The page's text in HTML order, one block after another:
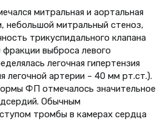
митральная и аортальная
небольшой митральный стеноз,
трикуспидального клапана
фракции выброса левого
легочная гипертензия
легочной артерии – 40 мм рт.ст.).
ФП отмечалось значительное
Обычным
тромбы в камерах сердца